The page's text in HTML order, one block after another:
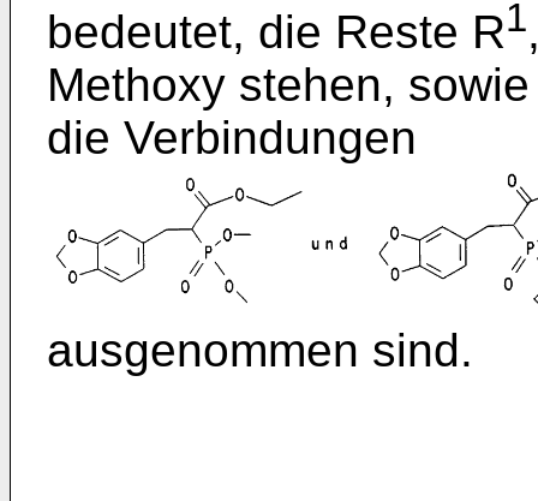
bedeutet, die Reste R1
Methoxy stehen, sowie
die Verbindungen
ausgenommen sind.